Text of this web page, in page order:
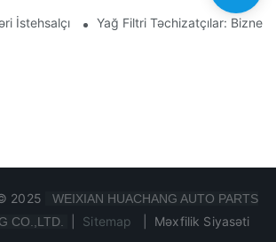
İstehsalçılarına Və Onların İnnovasiyalarına
Yağ Filtri Təchizatçılar:
2025
WEIXIAN HUACHANG AUTO PARTS
CO.,LTD.
Sitemap Məxfilik Siyasəti